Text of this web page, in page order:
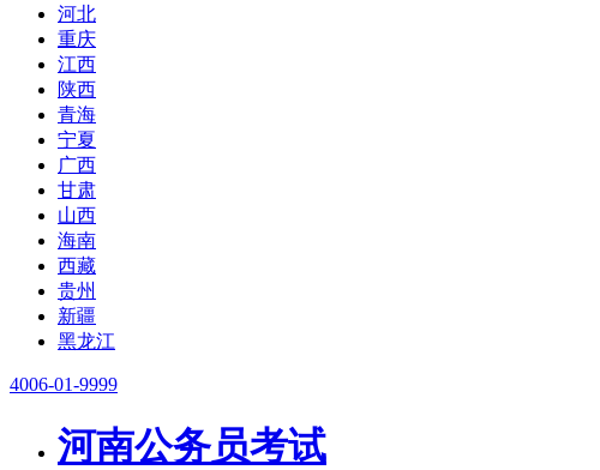
河北
重庆
江西
陕西
青海
宁夏
广西
甘肃
山西
海南
西藏
贵州
新疆
黑龙江
4006-01-9999
河南公务员考试